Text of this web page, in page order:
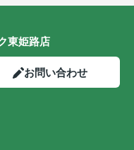
東姫路店
お問い合わせ